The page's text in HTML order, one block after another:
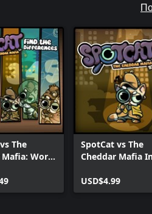
The
World
SpotCat vs The
Cheddar Mafia
USD$4.99